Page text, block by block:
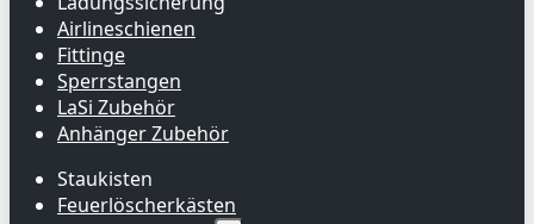
Airlineschienen
Fittinge
Sperrstangen
LaSi Zubehör
Anhänger Zubehör
Staukisten
Feuerlöscherkästen